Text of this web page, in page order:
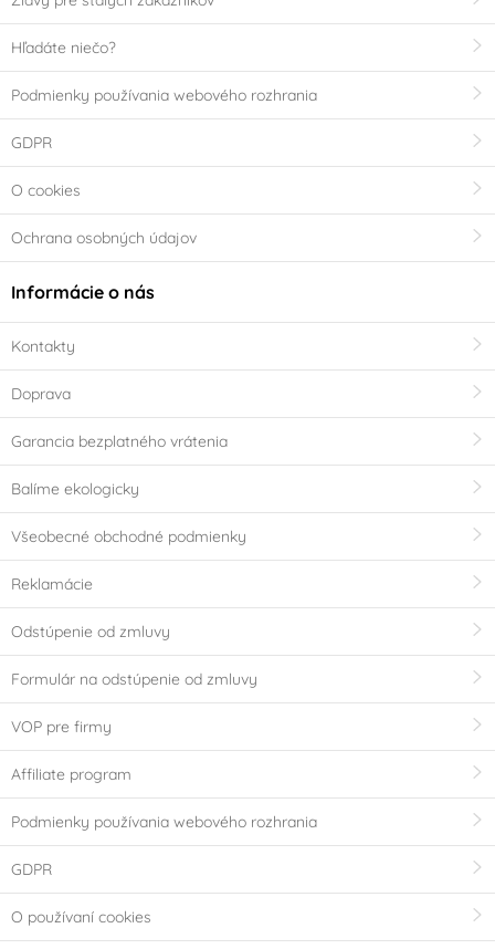
Hľadáte niečo?
Podmienky používania webového rozhrania
GDPR
O cookies
Ochrana osobných údajov
Informácie o nás
Kontakty
Doprava
Garancia bezplatného vrátenia
Balíme ekologicky
Všeobecné obchodné podmienky
Reklamácie
Odstúpenie od zmluvy
Formulár na odstúpenie od zmluvy
VOP pre firmy
Affiliate program
Podmienky používania webového rozhrania
GDPR
O používaní cookies